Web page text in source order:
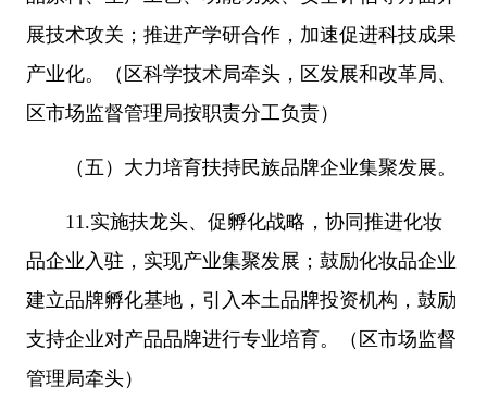
展技术攻关；推进产学研合作，加速促进科技成果
产业化。（区科学技术局牵头，区发展和改革局、
区市场监督管理局按职责分工负责）
（五）大力培育扶持民族品牌企业集聚发展。
11.实施扶龙头、促孵化战略，协同推进化妆
品企业入驻，实现产业集聚发展；鼓励化妆品企业
建立品牌孵化基地，引入本土品牌投资机构，鼓励
支持企业对产品品牌进行专业培育。（区市场监督
管理局牵头）